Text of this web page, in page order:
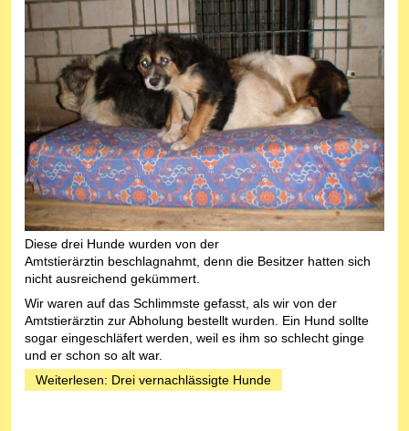
Diese drei Hunde wurden von der
Amtstierärztin beschlagnahmt, denn die Besitzer hatten sich
nicht ausreichend gekümmert.
Wir waren auf das Schlimmste gefasst, als wir von der
Amtstierärztin zur Abholung bestellt wurden. Ein Hund sollte
sogar eingeschläfert werden, weil es ihm so schlecht ginge
und er schon so alt war.
Weiterlesen: Drei vernachlässigte Hunde